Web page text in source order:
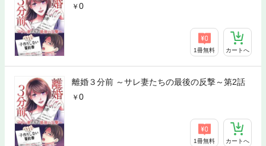
0
1冊無料 カートへ
離婚３分前 ～サレ妻たちの最後の反撃～第2話
0
1冊無料 カートへ